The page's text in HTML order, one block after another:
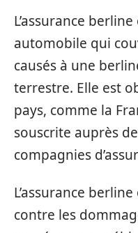
L’assurance
automobile qui
causés à une
terrestre. Elle est
pays, comme la
souscrite auprès
compagnies
L’assurance
contre les